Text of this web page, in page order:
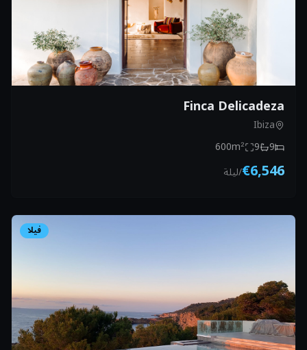
Finca Delicadeza
Ibiza
9
9
600m²
€6,546
/ليلة
فيلا